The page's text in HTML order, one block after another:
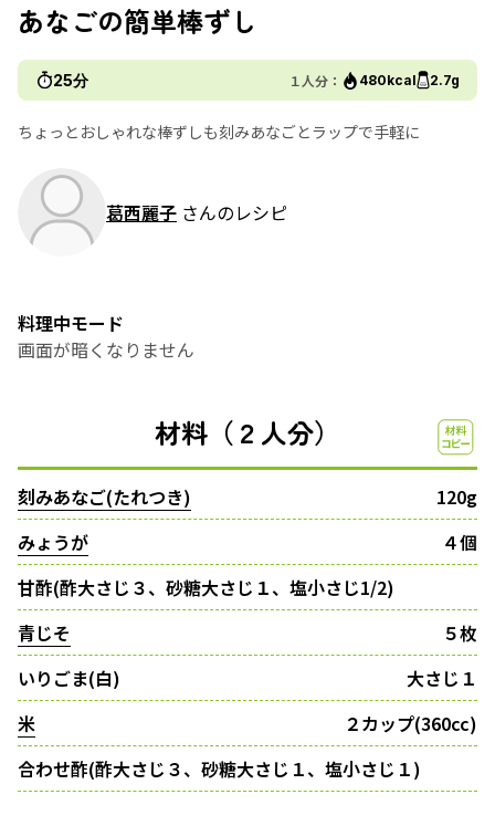
あなごの簡単棒ずし
25分 １人分： 480kcal 2.7g
ちょっとおしゃれな棒ずしも刻みあなごとラップで手軽に
葛西麗子 さんのレシピ
料理中モード
画面が暗くなりません
材料（２人分）
刻みあなご(たれつき)
120g
みょうが
４個
甘酢(酢大さじ３、砂糖大さじ１、塩小さじ1/2)
青じそ
５枚
いりごま(白)
大さじ１
米
２カップ(360cc)
合わせ酢(酢大さじ３、砂糖大さじ１、塩小さじ１)